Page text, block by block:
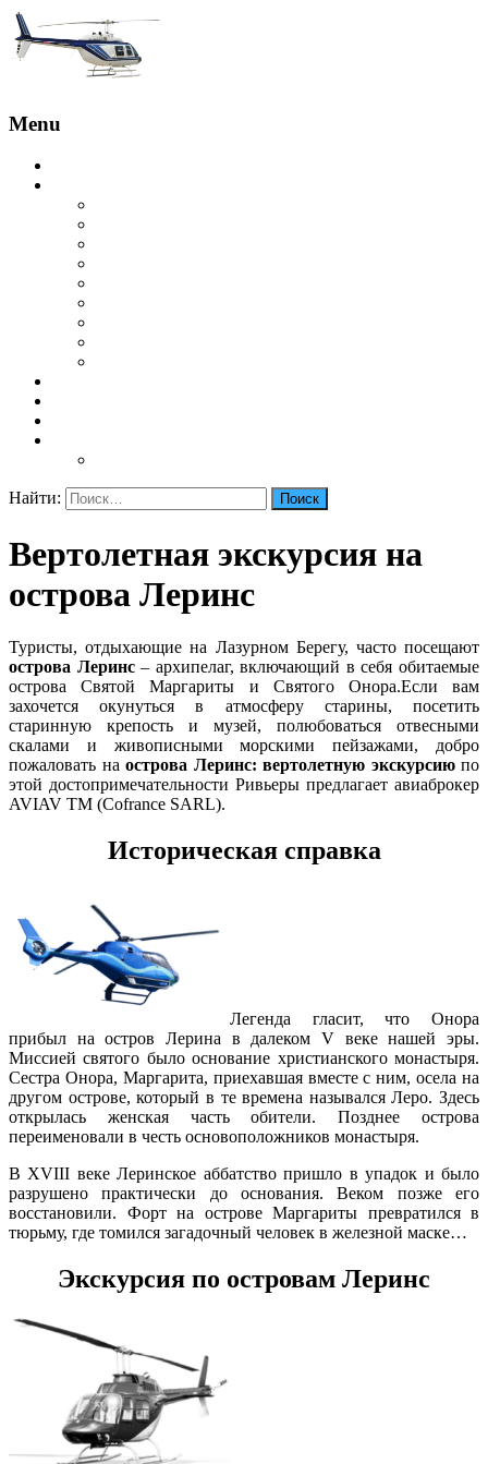
Menu
Найти:
Вертолетная экскурсия на
острова Леринс
Туристы, отдыхающие на Лазурном Берегу, часто посещают
острова Леринс– архипелаг, включающий в себя обитаемые
острова Святой Маргариты и Святого Онора.Если вам
захочется окунуться в атмосферу старины, посетить
старинную крепость и музей, полюбоваться отвесными
скалами и живописными морскими пейзажами, добро
пожаловать на острова Леринс: вертолетную экскурсию по
этой достопримечательности Ривьеры предлагает авиаброкер
AVIAV TM (Cofrance SARL).
Историческая справка
Легенда гласит, что Онора
прибыл на остров Лерина в далеком V веке нашей эры.
Миссией святого было основание христианского монастыря.
Сестра Онора, Маргарита, приехавшая вместе с ним, осела на
другом острове, который в те времена назывался Леро. Здесь
открылась женская часть обители. Позднее острова
переименовали в честь основоположников монастыря.
В XVIII веке Леринское аббатство пришло в упадок и было
разрушено практически до основания. Веком позже его
восстановили. Форт на острове Маргариты превратился в
тюрьму, где томился загадочный человек в железной маске…
Экскурсия по островам Леринс